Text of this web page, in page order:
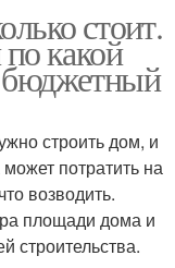
стоит.
какой
бюджетный
строить дом, и
потратить на
возводить.
площади дома и
строительства.